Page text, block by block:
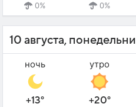
0%
0%
10 августа,
ночь
+13°
утро
+20°